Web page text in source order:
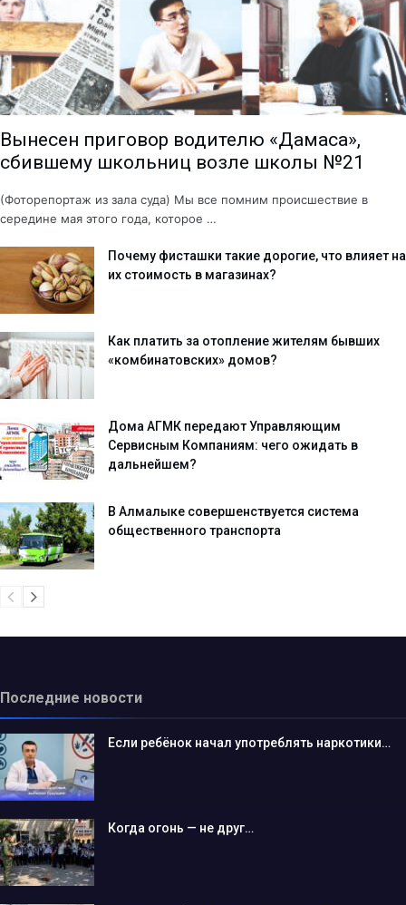
Вынесен приговор водителю «Дамаса»,
сбившему школьниц возле школы №21
(Фоторепортаж из зала суда) Мы все помним происшествие в
середине мая этого года, которое …
Почему фисташки такие дорогие, что влияет на
их стоимость в магазинах?
Как платить за отопление жителям бывших
«комбинатовских» домов?
Дома АГМК передают Управляющим
Сервисным Компаниям: чего ожидать в
дальнейшем?
В Алмалыке совершенствуется система
общественного транспорта
Последние новости
Если ребёнок начал употреблять наркотики…
Когда огонь — не друг…